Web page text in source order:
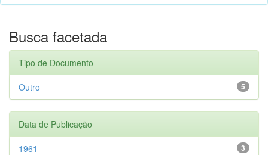
Busca facetada
Tipo de Documento
5
Outro
Data de Publicação
3
1961